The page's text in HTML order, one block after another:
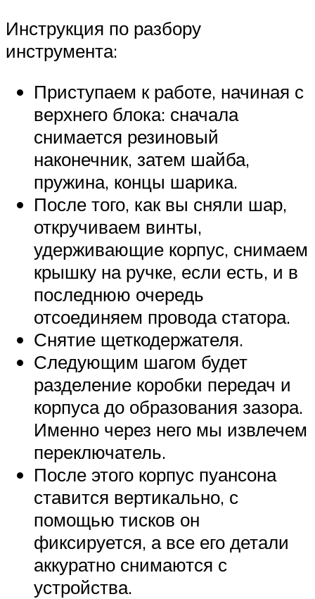
Инструкция по разбору
инструмента:
Приступаем к работе, начиная с
верхнего блока: сначала
снимается резиновый
наконечник, затем шайба,
пружина, концы шарика.
После того, как вы сняли шар,
откручиваем винты,
удерживающие корпус, снимаем
крышку на ручке, если есть, и в
последнюю очередь
отсоединяем провода статора.
Снятие щеткодержателя.
Следующим шагом будет
разделение коробки передач и
корпуса до образования зазора.
Именно через него мы извлечем
переключатель.
После этого корпус пуансона
ставится вертикально, с
помощью тисков он
фиксируется, а все его детали
аккуратно снимаются с
устройства.